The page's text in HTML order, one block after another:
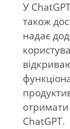
У
також
надає
отримати
ChatGPT.